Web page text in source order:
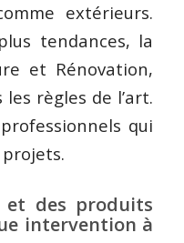
extérieurs.
tendances, la
et Rénovation,
règles de l’art.
qui
des produits
intervention à